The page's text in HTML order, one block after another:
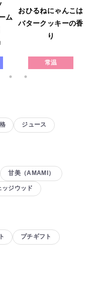
ム
おひるねにゃんこは
バタークッキーの香
り
常温
ジュース
甘美（AMAMI）
ッジウッド
プチギフト